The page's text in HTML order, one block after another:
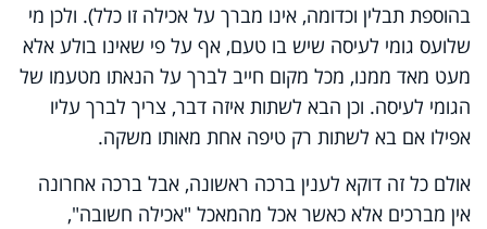
בהוספת תבלין וכדומה, אינו מברך על אכילה זו כלל). ולכן מי
שלועס גומי לעיסה שיש בו טעם, אף על פי שאינו בולע אלא
מעט מאד ממנו, מכל מקום חייב לברך על הנאתו מטעמו של
הגומי לעיסה. וכן הבא לשתות איזה דבר, צריך לברך עליו
אפילו אם בא לשתות רק טיפה אחת מאותו משקה.
אולם כל זה דוקא לענין ברכה ראשונה, אבל ברכה אחרונה
אין מברכים אלא כאשר אכל מהמאכל "אכילה חשובה",